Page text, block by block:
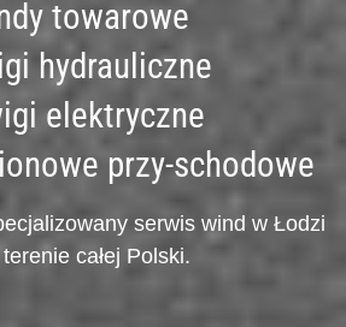
towarowe
hydrauliczne
elektryczne
przy-schodowe
serwis wind w Łodzi
całej Polski.